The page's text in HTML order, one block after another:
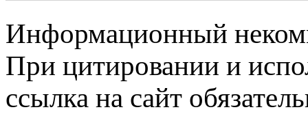
Информационный
При цитировании и
ссылка на сайт